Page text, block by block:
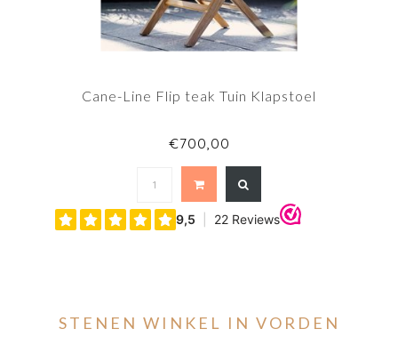
Cane-Line Flip teak Tuin Klapstoel
€700,00
STENEN WINKEL IN VORDEN